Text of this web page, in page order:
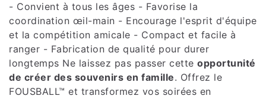
- Convient à tous les âges - Favorise la
coordination œil-main - Encourage l'esprit d'équipe
et la compétition amicale - Compact et facile à
ranger - Fabrication de qualité pour durer
longtemps Ne laissez pas passer cette opportunité
de créer des souvenirs en famille. Offrez le
FOUSBALL™ et transformez vos soirées en